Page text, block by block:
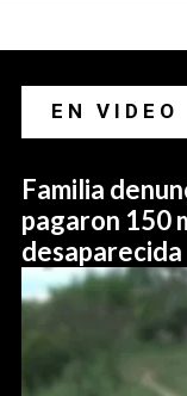
EN VIDEO
Familia
pagaron 150
desaparecida